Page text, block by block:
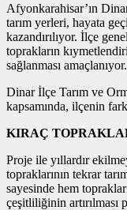
Afyonkarahisar’ın
tarım yerleri, hayata
kazandırılıyor. İlçe
toprakların
sağlanması amaçlanıyor.
Dinar İlçe Tarım ve
kapsamında, ilçenin
KIRAÇ
Proje ile yıllardır
topraklarının tekrar
sayesinde hem
çeşitliliğinin artırılması